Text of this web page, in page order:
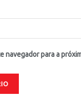
navegador para a